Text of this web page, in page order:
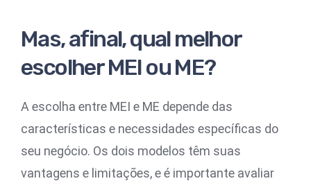
Mas, afinal, qual melhor
escolher MEI ou ME?
A escolha entre MEI e ME depende das
características e necessidades específicas do
seu negócio. Os dois modelos têm suas
vantagens e limitações, e é importante avaliar